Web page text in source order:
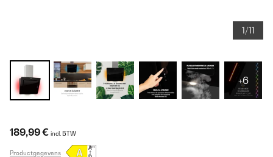
1/11
+6
189,99 € incl. BTW
Productgegevens